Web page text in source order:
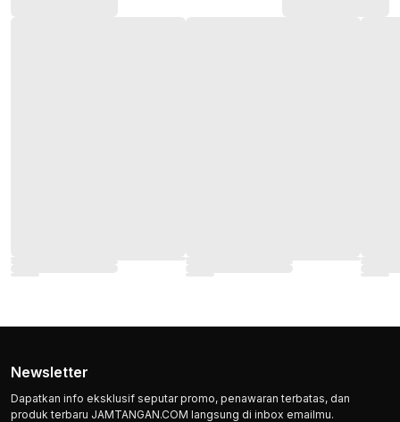
Newsletter
Dapatkan info eksklusif seputar promo, penawaran terbatas, dan
produk terbaru JAMTANGAN.COM langsung di inbox emailmu.